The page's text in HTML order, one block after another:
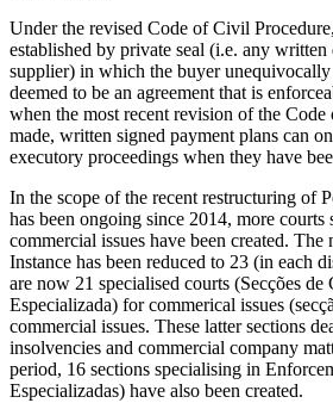
Under the revised Code of Civil
established by private seal (i.e. any written
supplier) in which the buyer
deemed to be an agreement that is
when the most recent revision of the
made, written signed payment plans can
executory proceedings when they have
In the scope of the recent restructuring of
has been ongoing since 2014, more courts
commercial issues have been created.
Instance has been reduced to 23 (in each
are now 21 specialised courts (Secções de
Especializada) for commerical issues
commercial issues. These latter sections
insolvencies and commercial company
period, 16 sections specialising in
Especializadas) have also been created.